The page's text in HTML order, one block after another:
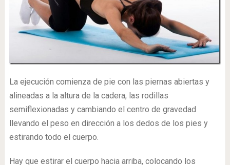
La ejecución comienza de pie con las piernas abiertas y
alineadas a la altura de la cadera, las rodillas
semiflexionadas y cambiando el centro de gravedad
llevando el peso en dirección a los dedos de los pies y
estirando todo el cuerpo.
Hay que estirar el cuerpo hacia arriba, colocando los